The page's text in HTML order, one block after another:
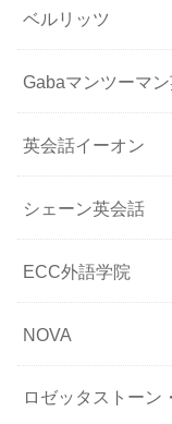
ベルリッツ
Gabaマンツーマ
英会話イーオン
シェーン英会話
ECC外語学院
NOVA
ロゼッタストーン